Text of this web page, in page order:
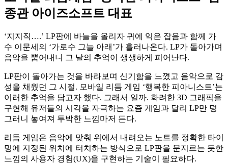
종관 아이즈소프트 대표
‘지지직….’ LP판에 바늘을 올리자 귀에 익은 잡음과 함께 가
수 이문세의 ‘가로수 그늘 아래’가 흘러나온다. LP가 돌아가며
음악을 뿜어내니 그 날의 추억이 생생하게 피어난다.
LP판이 돌아가는 것을 바라보며 신기함을 느꼈고 음악으로 감
성을 채웠던 그 시절. 모바일 리듬 게임 ‘행복한 피아니스트’는
이러한 추억을 담고자 했다. 그래서 일까. 화려한 3D 그래픽을
구현해 유저들의 시각을 자극하는 요즘 게임과 달리 LP만 덩
그러니 놓여져 투박한 느낌마저 든다.
리듬 게임은 음악에 맞춰 위에서 내려오는 노트를 정확한 타이
밍에 지정된 위치에 터치하는 방식으로 LP판을 문지르는 듯한
느낌의 사용자 경험(UX)을 구현하는 기술이 필요하다.